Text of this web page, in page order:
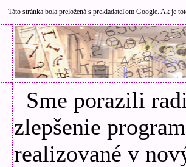
Táto stránka bola preložená s prekladateľom Google. Ak je
Sme porazili
zlepšenie
realizované v